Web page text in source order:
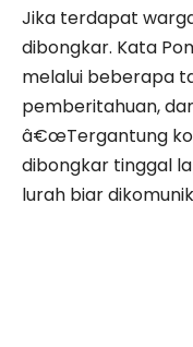
Jika terdapat
dibongkar. Kata
melalui beberapa
pemberitahuan,
â€œTergantung
dibongkar tinggal
lurah biar